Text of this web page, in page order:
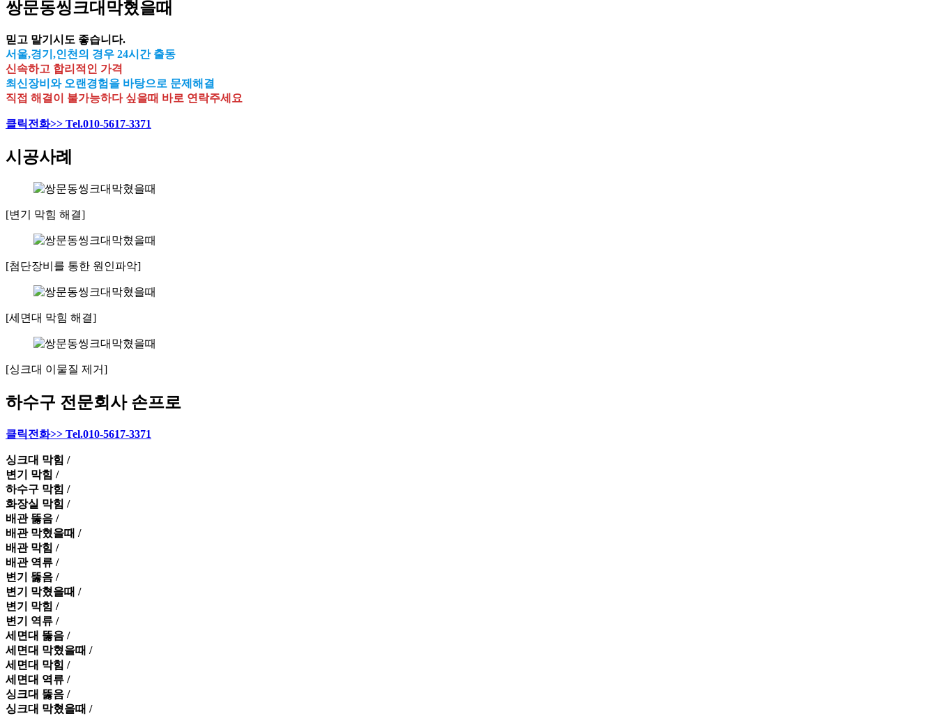
쌍문동씽크대막혔을때
믿고 맡기시도 좋습니다.
서울,경기,인천의 경우 24시간 출동
신속하고 합리적인 가격
최신장비와 오랜경험을 바탕으로 문제해결
직접 해결이 불가능하다 싶을때 바로 연락주세요
클릭전화>> Tel.010-5617-3371
시공사례
[변기 막힘 해결]
[첨단장비를 통한 원인파악]
[세면대 막힘 해결]
[싱크대 이물질 제거]
하수구 전문회사 손프로
클릭전화>> Tel.010-5617-3371
싱크대 막힘 /
변기 막힘 /
하수구 막힘 /
화장실 막힘 /
배관 뚫음 /
배관 막혔을때 /
배관 막힘 /
배관 역류 /
변기 뚫음 /
변기 막혔을때 /
변기 막힘 /
변기 역류 /
세면대 뚫음 /
세면대 막혔을때 /
세면대 막힘 /
세면대 역류 /
싱크대 뚫음 /
싱크대 막혔을때 /